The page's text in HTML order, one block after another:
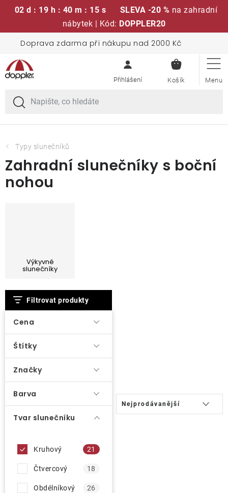
02 d : 19 h : 40 m : 15 s SLEVA -20 % na zahradní
nábytek | Kód: DOPPLER20
obsah
Doprava zdarma při nákupu nad 2000 Kč
KOŠÍK
Sedací soupravy
Slunečníky
Křesla a židle
Stoly
Doplňky
Gastro produkty
Kolekce
Klub výhod
Naše katalogy
O nás
Typy slunečníků
Zahradní slunečníky s boční
nohou
Výkyvné
slunečníky
Filtrovat produkty
Cena
Štítky
Značky
Barva
Tvar slunečníku
Kruhový 21
Čtvercový 18
Obdélníkový 26
V
ý
i
s
r
d
Ř
a
Nejprodávanější